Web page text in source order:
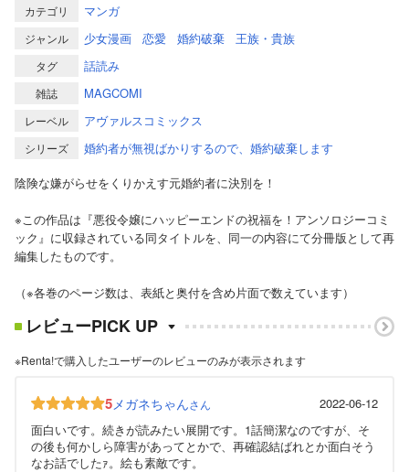
カテゴリ マンガ
ジャンル 少女漫画 恋愛 婚約破棄 王族・貴族
タグ 話読み
雑誌 MAGCOMI
レーベル アヴァルスコミックス
シリーズ
婚約者が無視ばかりするので、婚約破棄します
陰険な嫌がらせをくりかえす元婚約者に決別を！
※この作品は『悪役令嬢にハッピーエンドの祝福を！アンソロジーコミ
ック』に収録されている同タイトルを、同一の内容にて分冊版として再
編集したものです。
（※各巻のページ数は、表紙と奥付を含め片面で数えています）
レビューPICK UP
※Renta!で購入したユーザーのレビューのみが表示されます
5 メガネちゃんさん
2022-06-12
面白いです。続きが読みたい展開です。1話簡潔なのですが、そ
の後も何かしら障害があってとかで、再確認結ばれとか面白そう
なお話でしたｧ。絵も素敵です。